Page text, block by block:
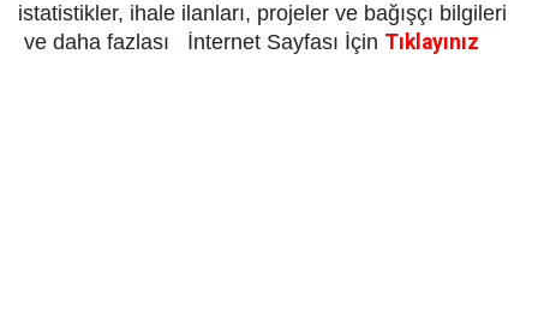
istatistikler, ihale ilanları, projeler ve bağışçı bilgileri
ve daha fazlası İnternet Sayfası İçin Tıklayınız